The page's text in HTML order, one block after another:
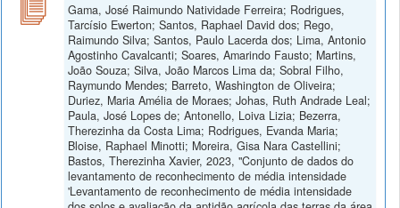
Gama, José Raimundo Natividade Ferreira; Rodrigues,
Tarcísio Ewerton; Santos, Raphael David dos; Rego,
Raimundo Silva; Santos, Paulo Lacerda dos; Lima, Antonio
Agostinho Cavalcanti; Soares, Amarindo Fausto; Martins,
João Souza; Silva, João Marcos Lima da; Sobral Filho,
Raymundo Mendes; Barreto, Washington de Oliveira;
Duriez, Maria Amélia de Moraes; Johas, Ruth Andrade Leal;
Paula, José Lopes de; Antonello, Loiva Lizia; Bezerra,
Therezinha da Costa Lima; Rodrigues, Evanda Maria;
Bloise, Raphael Minotti; Moreira, Gisa Nara Castellini;
Bastos, Therezinha Xavier, 2023, "Conjunto de dados do
levantamento de reconhecimento de média intensidade
'Levantamento de reconhecimento de média intensidade